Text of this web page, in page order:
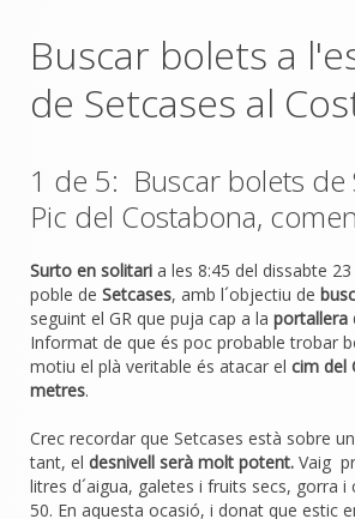
Buscar bolets a
de Setcases al
1 de 5: Buscar bolets de
Pic del Costabona,
Surto en solitari a les 8:45 del dissabte
poble de Setcases, amb l´objectiu de
seguint el GR que puja cap a la portallera
Informat de que és poc probable trobar
motiu el plà veritable és atacar el cim del
metres.
Crec recordar que Setcases està sobre
tant, el desnivell serà molt potent. Vaig
litres d´aigua, galetes i fruits secs, gorra
50. En aquesta ocasió, i donat que estic